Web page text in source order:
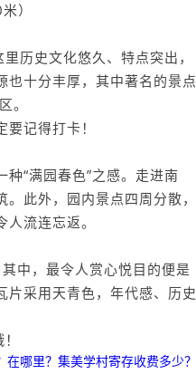
）
历史文化悠久、特点突出，
也十分丰厚，其中著名的景点
。
记得打卡！
“满园春色”之感。走进南
此外，园内景点四周分散，
流连忘返。
中，最令人赏心悦目的便是
片采用天青色，年代感、历史
哪里？集美学村寄存收费多少？